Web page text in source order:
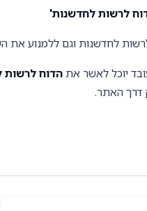
לחדשנות וגם ללמנוע את
יוכל לאשר את הדוח לרשות
דרך האתר.